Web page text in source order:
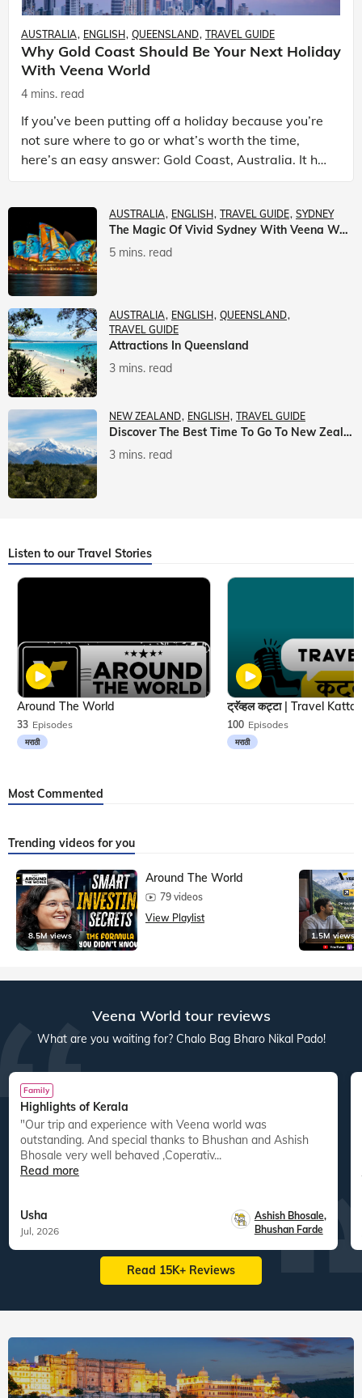
AUSTRALIA ENGLISH QUEENSLAND TRAVEL GUIDE
Why Gold Coast Should Be Your Next Holiday
With Veena World
4 mins. read
If you’ve been putting off a holiday because you’re
not sure where to go or what’s worth the time,
here’s an easy answer: Gold Coast, Australia. It has
the beaches. It has theme parks. It has somet
AUSTRALIA ENGLISH TRAVEL GUIDE SYDNEY
The Magic Of Vivid Sydney With Veena World
5 mins. read
AUSTRALIA ENGLISH
QUEENSLAND
TRAVEL GUIDE
Attractions In Queensland
3 mins. read
NEW ZEALAND ENGLISH TRAVEL GUIDE
Discover The Best Time To Go To New Zealand With Veena World
3 mins. read
Listen to our Travel Stories
33 Episodes
मराठी
Around The World
100 Episodes
मराठी
Most Commented
Trending videos for you
8.5M views
Around The World
79 videos
View Playlist
1.5M views
Veena World tour reviews
What are you waiting for? Chalo Bag Bharo Nikal Pado!
Family
Highlights of Kerala
"Our trip and experience with Veena world was
outstanding. And special thanks to Bhushan and Ashish
Bhosale very well behaved ,Coperativ...
Read more
Usha
Jul, 2026
Ashish Bhosale,
Bhushan Farde
Read 15K+ Reviews